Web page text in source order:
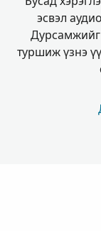
эсвэл
Дурсамжийг
туршиж үзнэ